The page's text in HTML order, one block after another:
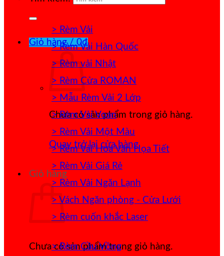
Giỏ hàng /0₫
Chưa có sản phẩm trong giỏ hàng.
Quay trở lại cửa hàng
Giỏ hàng
Chưa có sản phẩm trong giỏ hàng.
> Rèm Vải
> Rèm Vải Hàn Quốc
> Rèm vải Nhật
> Rèm Cửa ROMAN
> Mẫu Rèm Vải 2 Lớp
> Rèm Vải Voan
> Rèm Vải Một Màu
> Rèm Vải Hoa Văn Họa Tiết
> Rèm Vải Giá Rẻ
> Rèm Vải Ngăn Lạnh
> Vách Ngăn phòng - Cửa Lưới
> Rèm cuốn khắc Laser
> Rèm Cầu Vồng